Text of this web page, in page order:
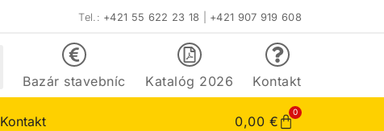
Tel.: +421 55 622 23 18 +421 907 919 608
Bazár stavebníc Katalóg 2026 Kontakt
Kontakt 0,00 €
0